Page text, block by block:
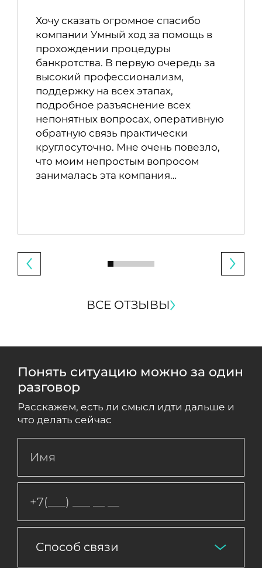
Хочу сказать огромное спасибо
компании Умный ход за помощь в
прохождении процедуры
банкротства. В первую очередь за
высокий профессионализм,
поддержку на всех этапах,
подробное разъяснение всех
непонятных вопросах, оперативную
обратную связь практически
круглосуточно. Мне очень повезло,
что моим непростым вопросом
занималась эта компания…
ВСЕ ОТЗЫВЫ
Понять ситуацию можно за один
разговор
Расскажем, есть ли смысл идти дальше и
что делать сейчас
Способ связи